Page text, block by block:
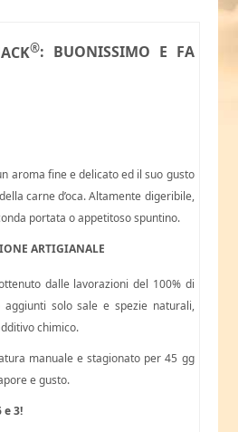
®: BUONISSIMO E FA
aroma fine e delicato ed il suo gusto
carne d’oca. Altamente digeribile,
portata o appetitoso spuntino.
ARTIGIANALE
dalle lavorazioni del 100% di
solo sale e spezie naturali,
chimico.
manuale e stagionato per 45 gg
e gusto.
e 3!